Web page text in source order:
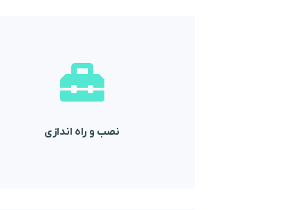
نصب و راه اندازی
نصب و راه اندازی
چشم پزشکی به خوبی و کاملا در زمان تعیین
شده توسط کارشناسان انجام می گیرد